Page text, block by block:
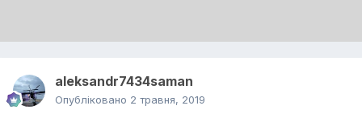
aleksandr7434saman
Опубліковано 2 травня, 2019